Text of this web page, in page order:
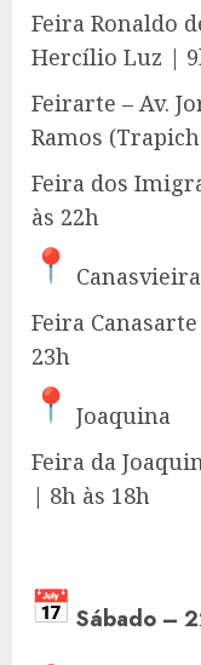
Feira Ronaldo
Hercílio Luz |
Feirarte – Av.
Ramos
Feira dos
às 22h
Feira
23h
Joaquina
Feira da
| 8h às 18h
Sábado –